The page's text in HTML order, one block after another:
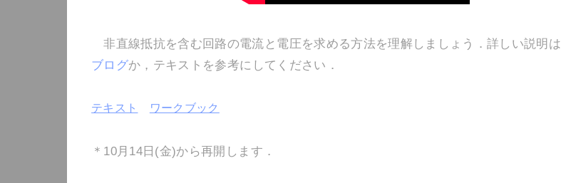
非直線抵抗を含む回路の電流と電圧を求める方法を理解しましょう．詳しい説明は
ブログか，テキストを参考にしてください．
テキスト ワークブック
＊10月14日(金)から再開します．